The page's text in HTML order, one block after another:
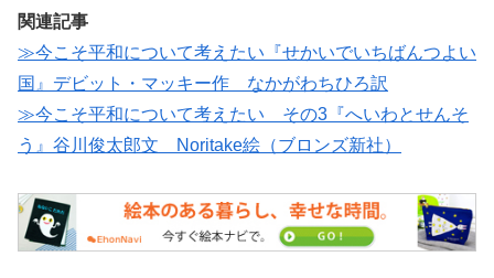
関連記事
≫今こそ平和について考えたい『せかいでいちばんつよい
国』デビット・マッキー作 なかがわちひろ訳
≫今こそ平和について考えたい その3『へいわとせんそ
う』谷川俊太郎文 Noritake絵（ブロンズ新社）